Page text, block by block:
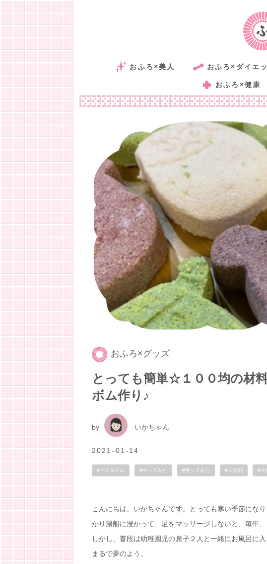
おふろ×美人 おふろ×ダイエ
おふろ×健康
おふろ×グッズ
とっても簡単☆１００均の材
ボム作り♪
by いかちゃん
2021-01-14
#バスタイム #やってみた #使ってみた #入浴剤 #手
こんにちは。いかちゃんです。とっても寒い季節にな
かり湯船に浸かって、足をマッサージしないと、毎年、
しかし、普段は幼稚園児の息子２人と一緒にお風呂に
まるで夢のよう。